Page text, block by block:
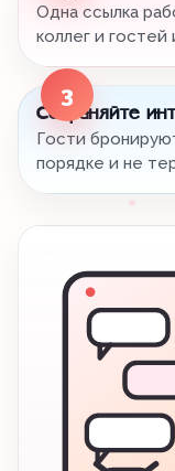
Одна ссылка
коллег и гостей
3
Сохраняйте
Гости
порядке и не